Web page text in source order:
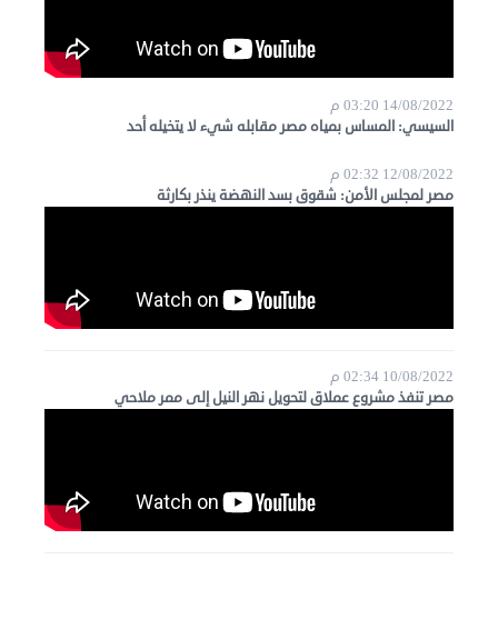
14/08/2022 03:20 م
السيسي: المساس بمياه مصر مقابله شيء لا يتخيله أحد
12/08/2022 02:32 م
مصر لمجلس الأمن: شقوق بسد النهضة ينذر بكارثة
10/08/2022 02:34 م
مصر تنفذ مشروع عملاق لتحويل نهر النيل إلى ممر ملاحي